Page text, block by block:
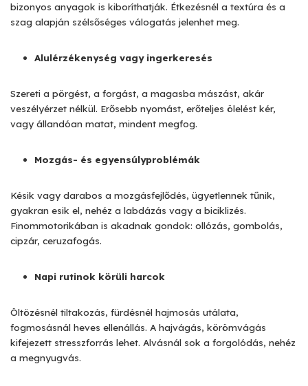
bizonyos anyagok is kiboríthatják. Étkezésnél a textúra és a
szag alapján szélsőséges válogatás jelenhet meg.
Alulérzékenység vagy ingerkeresés
Szereti a pörgést, a forgást, a magasba mászást, akár
veszélyérzet nélkül. Erősebb nyomást, erőteljes ölelést kér,
vagy állandóan matat, mindent megfog.
Mozgás- és egyensúlyproblémák
Késik vagy darabos a mozgásfejlődés, ügyetlennek tűnik,
gyakran esik el, nehéz a labdázás vagy a biciklizés.
Finommotorikában is akadnak gondok: ollózás, gombolás,
cipzár, ceruzafogás.
Napi rutinok körüli harcok
Öltözésnél tiltakozás, fürdésnél hajmosás utálata,
fogmosásnál heves ellenállás. A hajvágás, körömvágás
kifejezett stresszforrás lehet. Alvásnál sok a forgolódás, nehéz
a megnyugvás.